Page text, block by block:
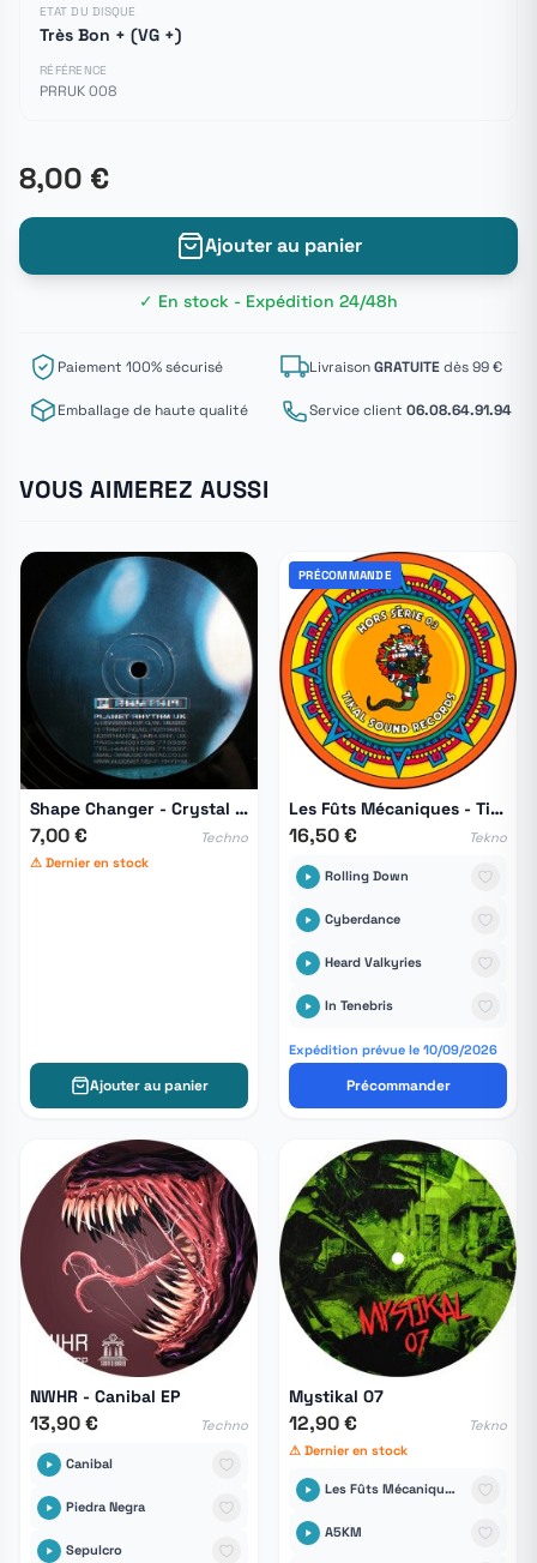
ETAT DU DISQUE
Très Bon + (VG +)
RÉFÉRENCE
PRRUK 008
8,00 €
Ajouter au panier
✓ En stock - Expédition 24/48h
Paiement 100% sécurisé LivraisonGRATUITEdès 99 €
Emballage de haute qualité Service client 06.08.64.91.94
VOUS AIMEREZ AUSSI
Shape Changer - Crystal Dreams Vol.2
7,00 €
Techno
⚠ Dernier en stock
Ajouter au panier
PRÉCOMMANDE
Les Fûts Mécaniques - Tikal Hors Série 03
16,50 € Tekno
Rolling Down
Cyberdance
Heard Valkyries
In Tenebris
Expédition prévue le 10/09/2026
Précommander
NWHR - Canibal EP
13,90 € Techno
Canibal
Piedra Negra
Sepulcro
Mystikal 07
12,90 €
Tekno
⚠ Dernier en stock
Les Fûts Mécaniques Tikal Sound Records
A5KM